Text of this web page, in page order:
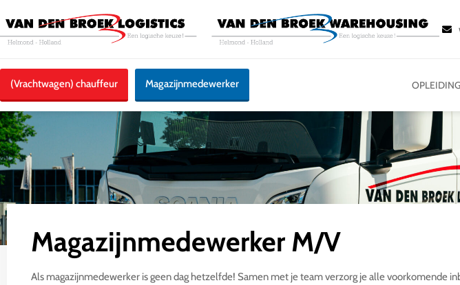
(Vrachtwagen) chauffeur Magazijnmedewerker
Magazijnmedewerker M/V
Als magazijnmedewerker is geen dag hetzelfde! Samen met je team verzorg je alle voorkomende